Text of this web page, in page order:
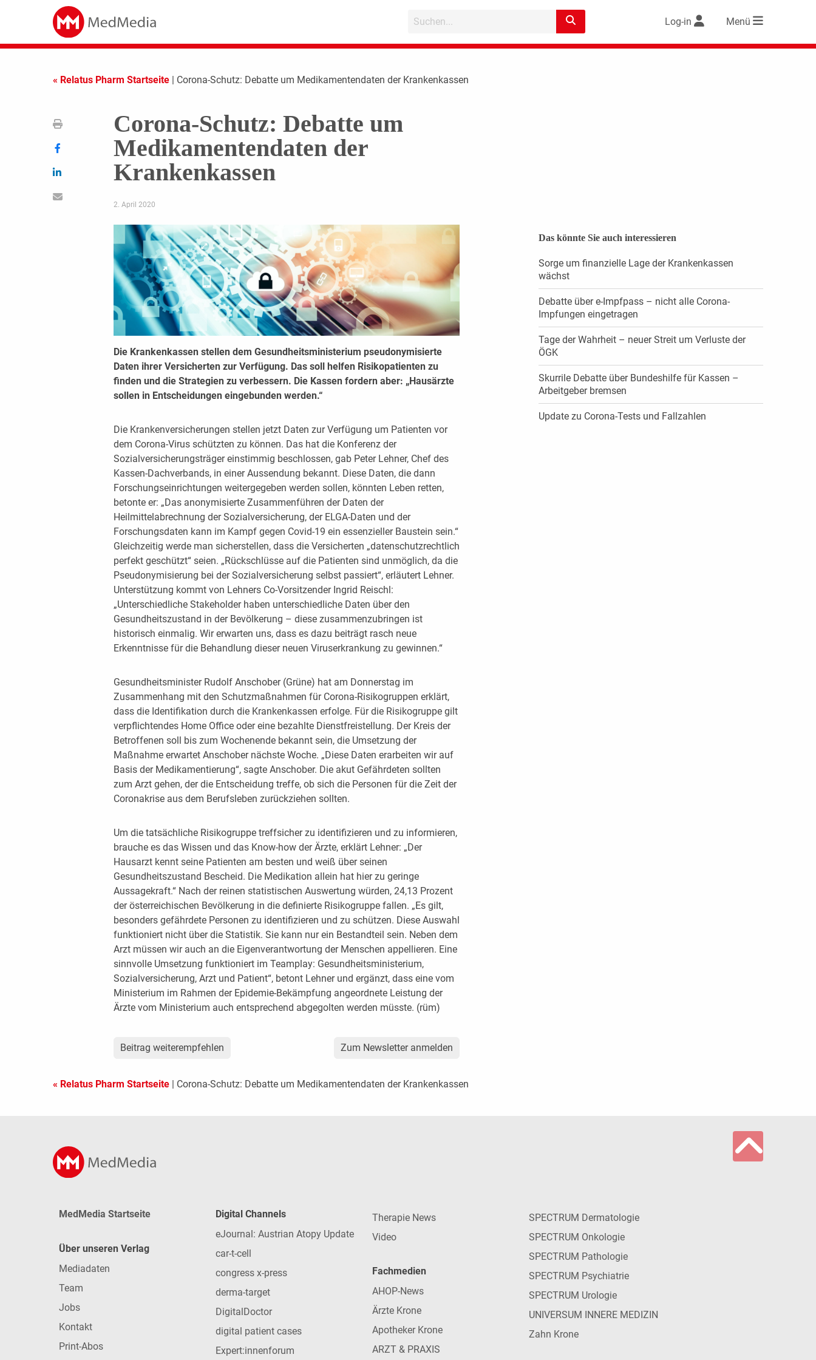
Log-in Menü
« Relatus Pharm Startseite | Corona-Schutz: Debatte um Medikamentendaten der Krankenkassen
Corona-Schutz: Debatte um
Medikamentendaten der
Krankenkassen
2. April 2020
Die Krankenkassen stellen dem Gesundheitsministerium pseudonymisierte
Daten ihrer Versicherten zur Verfügung. Das soll helfen Risikopatienten zu
finden und die Strategien zu verbessern. Die Kassen fordern aber: „Hausärzte
sollen in Entscheidungen eingebunden werden.“
Die Krankenversicherungen stellen jetzt Daten zur Verfügung um Patienten vor
dem Corona-Virus schützten zu können. Das hat die Konferenz der
Sozialversicherungsträger einstimmig beschlossen, gab Peter Lehner, Chef des
Kassen-Dachverbands, in einer Aussendung bekannt. Diese Daten, die dann
Forschungseinrichtungen weitergegeben werden sollen, könnten Leben retten,
betonte er: „Das anonymisierte Zusammenführen der Daten der
Heilmittelabrechnung der Sozialversicherung, der ELGA-Daten und der
Forschungsdaten kann im Kampf gegen Covid-19 ein essenzieller Baustein sein.“
Gleichzeitig werde man sicherstellen, dass die Versicherten „datenschutzrechtlich
perfekt geschützt“ seien. „Rückschlüsse auf die Patienten sind unmöglich, da die
Pseudonymisierung bei der Sozialversicherung selbst passiert“, erläutert Lehner.
Unterstützung kommt von Lehners Co-Vorsitzender Ingrid Reischl:
„Unterschiedliche Stakeholder haben unterschiedliche Daten über den
Gesundheitszustand in der Bevölkerung – diese zusammenzubringen ist
historisch einmalig. Wir erwarten uns, dass es dazu beiträgt rasch neue
Erkenntnisse für die Behandlung dieser neuen Viruserkrankung zu gewinnen.“
Gesundheitsminister Rudolf Anschober (Grüne) hat am Donnerstag im
Zusammenhang mit den Schutzmaßnahmen für Corona-Risikogruppen erklärt,
dass die Identifikation durch die Krankenkassen erfolge. Für die Risikogruppe gilt
verpflichtendes Home Office oder eine bezahlte Dienstfreistellung. Der Kreis der
Betroffenen soll bis zum Wochenende bekannt sein, die Umsetzung der
Maßnahme erwartet Anschober nächste Woche. „Diese Daten erarbeiten wir auf
Basis der Medikamentierung“, sagte Anschober. Die akut Gefährdeten sollten
zum Arzt gehen, der die Entscheidung treffe, ob sich die Personen für die Zeit der
Coronakrise aus dem Berufsleben zurückziehen sollten.
Um die tatsächliche Risikogruppe treffsicher zu identifizieren und zu informieren,
brauche es das Wissen und das Know-how der Ärzte, erklärt Lehner: „Der
Hausarzt kennt seine Patienten am besten und weiß über seinen
Gesundheitszustand Bescheid. Die Medikation allein hat hier zu geringe
Aussagekraft.“ Nach der reinen statistischen Auswertung würden, 24,13 Prozent
der österreichischen Bevölkerung in die definierte Risikogruppe fallen. „Es gilt,
besonders gefährdete Personen zu identifizieren und zu schützen. Diese Auswahl
funktioniert nicht über die Statistik. Sie kann nur ein Bestandteil sein. Neben dem
Arzt müssen wir auch an die Eigenverantwortung der Menschen appellieren. Eine
sinnvolle Umsetzung funktioniert im Teamplay: Gesundheitsministerium,
Sozialversicherung, Arzt und Patient“, betont Lehner und ergänzt, dass eine vom
Ministerium im Rahmen der Epidemie-Bekämpfung angeordnete Leistung der
Ärzte vom Ministerium auch entsprechend abgegolten werden müsste. (rüm)
Beitrag weiterempfehlen Zum Newsletter anmelden
Das könnte Sie auch interessieren
Sorge um finanzielle Lage der Krankenkassen
wächst
Debatte über e-Impfpass – nicht alle Corona-
Impfungen eingetragen
Tage der Wahrheit – neuer Streit um Verluste der
ÖGK
Skurrile Debatte über Bundeshilfe für Kassen –
Arbeitgeber bremsen
Update zu Corona-Tests und Fallzahlen
« Relatus Pharm Startseite | Corona-Schutz: Debatte um Medikamentendaten der Krankenkassen
MedMedia Startseite
Über unseren Verlag
Mediadaten
Team
Jobs
Kontakt
Print-Abos
Digital Channels
eJournal: Austrian Atopy Update
car-t-cell
congress x-press
derma-target
DigitalDoctor
digital patient cases
Expert:innenforum
Therapie News
Video
Fachmedien
AHOP-News
Ärzte Krone
Apotheker Krone
ARZT & PRAXIS
SPECTRUM Dermatologie
SPECTRUM Onkologie
SPECTRUM Pathologie
SPECTRUM Psychiatrie
SPECTRUM Urologie
UNIVERSUM INNERE MEDIZIN
Zahn Krone